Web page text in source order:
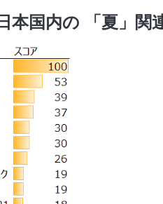
本国内の 「夏」関